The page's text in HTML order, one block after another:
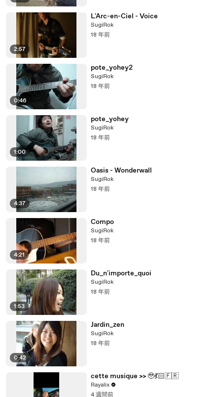
2:57
L'Arc-en-Ciel - Voice
SugiRok
18 年前
0:46
pote_yohey2
SugiRok
18 年前
1:00
pote_yohey
SugiRok
18 年前
4:37
Oasis - Wonderwall
SugiRok
18 年前
4:21
Compo
SugiRok
18 年前
1:53
Du_n'importe_quoi
SugiRok
18 年前
0:42
Jardin_zen
SugiRok
18 年前
cette musique >> 🥹💃🏻🇫🇷
Rayalix
4 週間前